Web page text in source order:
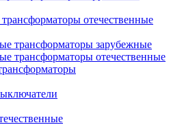
отечественные
трансформаторы зарубежные
трансформаторы отечественные